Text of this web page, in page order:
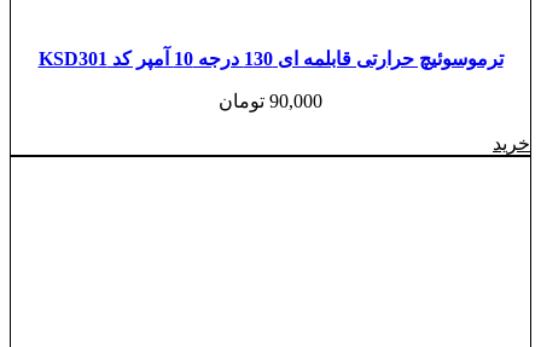
ترموسوئیچ حرارتی قابلمه ای 130 درجه 10 آمپر کد KSD301
90,000 تومان
خرید